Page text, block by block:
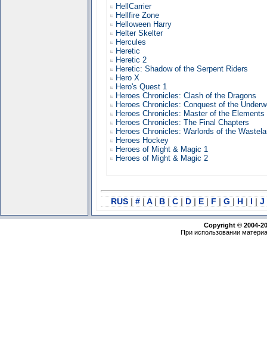
HellCarrier
Hellfire Zone
Helloween Harry
Helter Skelter
Hercules
Heretic
Heretic 2
Heretic: Shadow of the Serpent Riders
Hero X
Hero's Quest 1
Heroes Chronicles: Clash of the Dragons
Heroes Chronicles: Conquest of the
Heroes Chronicles: Master of the Elements
Heroes Chronicles: The Final Chapters
Heroes Chronicles: Warlords of the
Heroes Hockey
Heroes of Might & Magic 1
Heroes of Might & Magic 2
RUS | # | A | B | C | D | E | F | G | H | I | J
Copyright © 2004-
При использовании